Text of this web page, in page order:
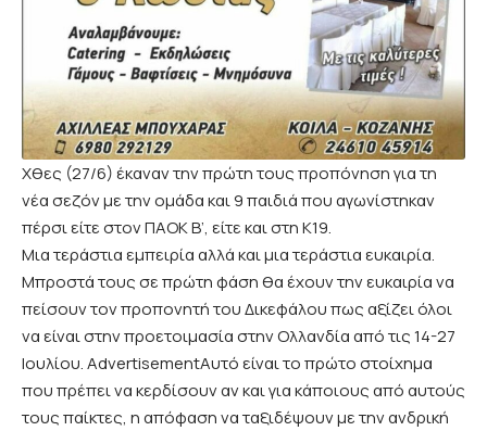
Χθες (27/6) έκαναν την πρώτη τους προπόνηση για τη
νέα σεζόν με την ομάδα και 9 παιδιά που αγωνίστηκαν
πέρσι είτε στον ΠΑΟΚ Β’, είτε και στη Κ19.
Μια τεράστια εμπειρία αλλά και μια τεράστια ευκαιρία.
Μπροστά τους σε πρώτη φάση θα έχουν την ευκαιρία να
πείσουν τον προπονητή του Δικεφάλου πως αξίζει όλοι
να είναι στην προετοιμασία στην Ολλανδία από τις 14-27
Ιουλίου. AdvertisementΑυτό είναι το πρώτο στοίχημα
που πρέπει να κερδίσουν αν και για κάποιους από αυτούς
τους παίκτες, η απόφαση να ταξιδέψουν με την ανδρική